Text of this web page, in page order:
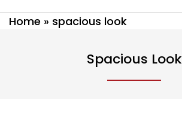
Home » spacious look
Spacious Look